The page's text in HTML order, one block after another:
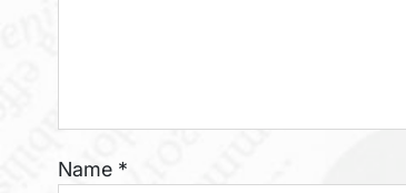
Name *